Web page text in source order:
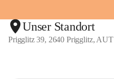
Unser Standort
Prigglitz 39, 2640 Prigglitz, AUT